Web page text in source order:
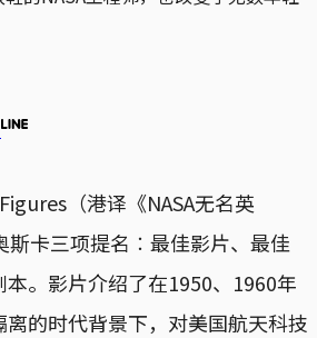
（港译《NASA无名英
斯卡三项提名︰最佳影片、最佳
。影片介绍了在1950、1960年
的时代背景下，对美国航天科技